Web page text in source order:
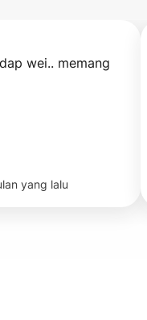
wei.. memang
yang lalu